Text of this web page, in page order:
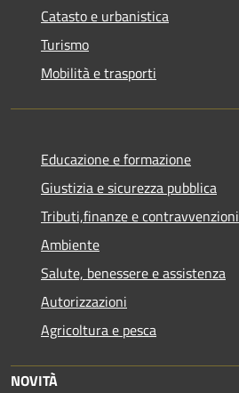
Catasto e urbanistica
Turismo
Mobilità e trasporti
Educazione e formazione
Giustizia e sicurezza pubblica
Tributi,finanze e contravvenzioni
Ambiente
Salute, benessere e assistenza
Autorizzazioni
Agricoltura e pesca
NOVITÀ